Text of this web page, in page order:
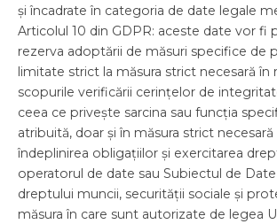
și încadrate în categoria de date legale
Articolul 10 din GDPR: aceste date vor fi
rezerva adoptării de măsuri specifice de
limitate strict la măsura strict necesară în
scopurile verificării cerințelor de
ceea ce privește sarcina sau funcția
atribuită, doar și în măsura strict
îndeplinirea obligațiilor și exercitarea
operatorul de date sau Subiectul de
dreptului muncii, securității sociale și
măsura în care sunt autorizate de legea